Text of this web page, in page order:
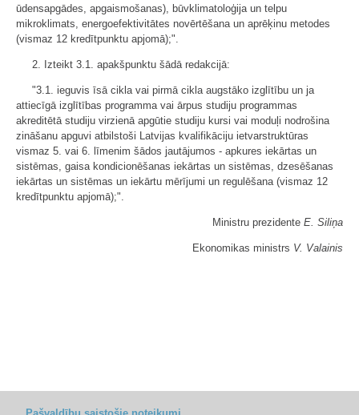
ūdensapgādes, apgaismošanas), būvklimatoloģija un telpu
mikroklimats, energoefektivitātes novērtēšana un aprēķinu metodes
(vismaz 12 kredītpunktu apjomā);".
2. Izteikt 3.1. apakšpunktu šādā redakcijā:
"3.1. ieguvis īsā cikla vai pirmā cikla augstāko izglītību un ja
attiecīgā izglītības programma vai ārpus studiju programmas
akreditētā studiju virzienā apgūtie studiju kursi vai moduļi nodrošina
zināšanu apguvi atbilstoši Latvijas kvalifikāciju ietvarstruktūras
vismaz 5. vai 6. līmenim šādos jautājumos - apkures iekārtas un
sistēmas, gaisa kondicionēšanas iekārtas un sistēmas, dzesēšanas
iekārtas un sistēmas un iekārtu mērījumi un regulēšana (vismaz 12
kredītpunktu apjomā);".
Ministru prezidente E. Siliņa
Ekonomikas ministrs V. Valainis